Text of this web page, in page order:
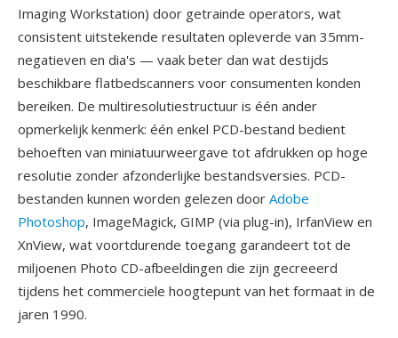
Imaging Workstation) door getrainde operators, wat
consistent uitstekende resultaten opleverde van 35mm-
negatieven en dia's — vaak beter dan wat destijds
beschikbare flatbedscanners voor consumenten konden
bereiken. De multiresolutiestructuur is één ander
opmerkelijk kenmerk: één enkel PCD-bestand bedient
behoeften van miniatuurweergave tot afdrukken op hoge
resolutie zonder afzonderlijke bestandsversies. PCD-
bestanden kunnen worden gelezen door Adobe
Photoshop, ImageMagick, GIMP (via plug-in), IrfanView en
XnView, wat voortdurende toegang garandeert tot de
miljoenen Photo CD-afbeeldingen die zijn gecreeerd
tijdens het commerciele hoogtepunt van het formaat in de
jaren 1990.